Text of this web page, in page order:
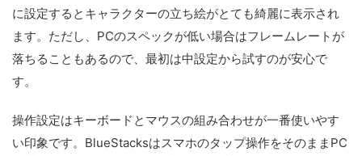
に設定するとキャラクターの立ち絵がとても綺麗に表示され
ます。ただし、PCのスペックが低い場合はフレームレートが
落ちることもあるので、最初は中設定から試すのが安心で
す。
操作設定はキーボードとマウスの組み合わせが一番使いやす
い印象です。BlueStacksはスマホのタップ操作をそのままPC